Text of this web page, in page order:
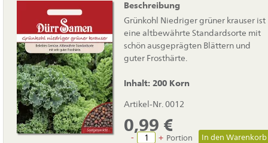
Beschreibung
Grünkohl Niedriger grüner krauser ist
eine altbewährte Standardsorte mit
schön ausgeprägten Blättern und
guter Frosthärte.
Inhalt: 200 Korn
Artikel-Nr. 0012
0,99 €
- + Portion